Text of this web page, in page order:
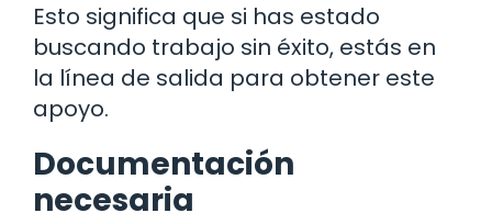
Esto significa que si has estado
buscando trabajo sin éxito, estás en
la línea de salida para obtener este
apoyo.
Documentación
necesaria